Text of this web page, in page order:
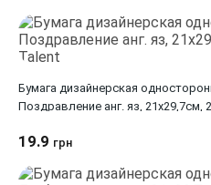
Бумага дизайнерская
Поздравление анг. яз, 21х29,7см,
19.9 грн